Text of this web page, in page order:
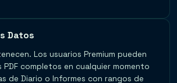
Datos
Los usuarios Premium pueden
completos en cualquier momento
de Diario o Informes con rangos de